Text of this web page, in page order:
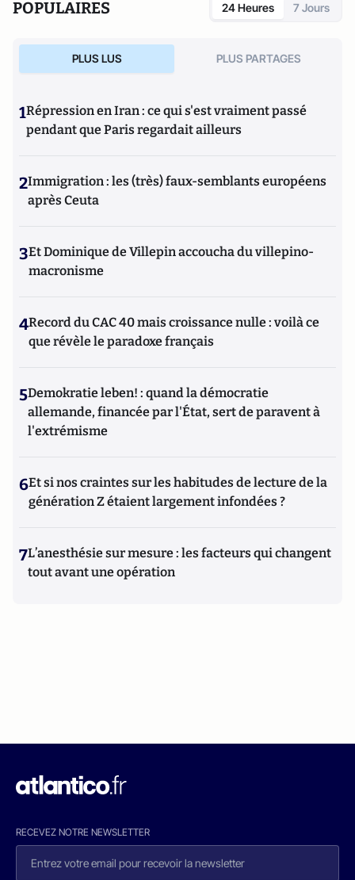
POPULAIRES 24 Heures 7 Jours
PLUS LUS PLUS PARTAGES
1Répression en Iran : ce qui s'est vraiment passé
pendant que Paris regardait ailleurs
2Immigration : les (très) faux-semblants européens
après Ceuta
3Et Dominique de Villepin accoucha du villepino-
macronisme
4Record du CAC 40 mais croissance nulle : voilà ce
que révèle le paradoxe français
5Demokratie leben! : quand la démocratie
allemande, financée par l'État, sert de paravent à
l'extrémisme
6Et si nos craintes sur les habitudes de lecture de la
génération Z étaient largement infondées ?
7L’anesthésie sur mesure : les facteurs qui changent
tout avant une opération
RECEVEZ NOTRE NEWSLETTER